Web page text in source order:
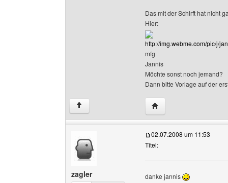
Das mit der Schirft hat nicht
Hier:
http://img.webme.com/pic/j/
mfg
Jannis
Möchte sonst noch jemand?
Dann bitte Vorlage auf der
↑ Website dieses
zagler
02.07.2008 um 11:53
Titel:
danke jannis